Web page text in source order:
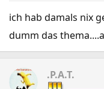
ich hab damals nix
dumm das
.P.A.T.